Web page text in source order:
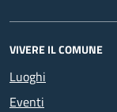
VIVERE IL COMUNE
Luoghi
Eventi